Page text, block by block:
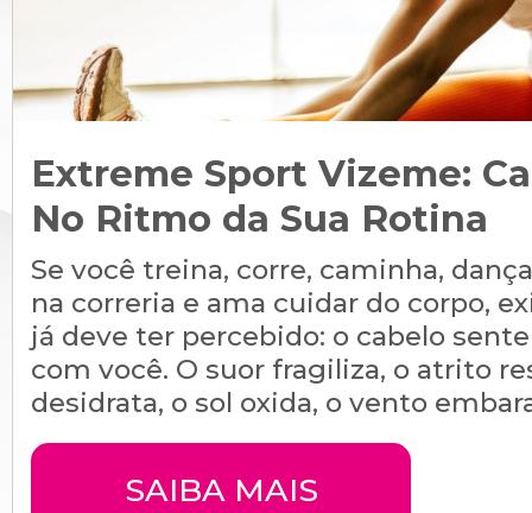
Extreme Sport Vizeme:
No Ritmo da Sua Rotina
Se você treina, corre, caminha,
na correria e ama cuidar do corpo,
já deve ter percebido: o cabelo
com você. O suor fragiliza, o atrito
desidrata, o sol oxida, o vento
SAIBA MAIS